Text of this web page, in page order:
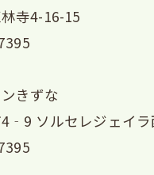
寺4-16-15
きずな
ソルセレジェイ